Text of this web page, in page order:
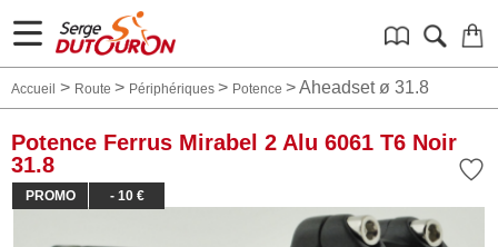
Accueil > Route > Périphériques > Potence >Aheadset ø 31.8
Potence Ferrus Mirabel 2 Alu 6061 T6 Noir
31.8
PROMO - 10 €